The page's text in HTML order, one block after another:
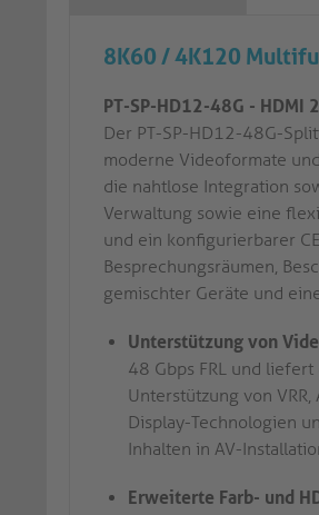
8K60 / 4K120
PT-SP-HD12-48G -
Der PT-SP-HD12-48G-
moderne Videoformate
die nahtlose Integration
Verwaltung sowie eine
und ein konfigurierbarer
Besprechungsräumen,
gemischter Geräte und
Unterstützung von
48 Gbps FRL und
Unterstützung von
Display-Technologien
Inhalten in AV-
Erweiterte Farb- und